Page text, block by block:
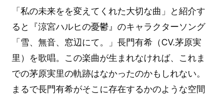
「私の未来をを変えてくれた大切な曲」と紹介す
ると『涼宮ハルヒの憂鬱』のキャラクターソング
「雪、無音、窓辺にて。」長門有希（CV.茅原実
里）を歌唱。この楽曲が生まれなければ、これま
での茅原実里の軌跡はなかったのかもしれない。
まるで長門有希がそこに存在するかのような空間